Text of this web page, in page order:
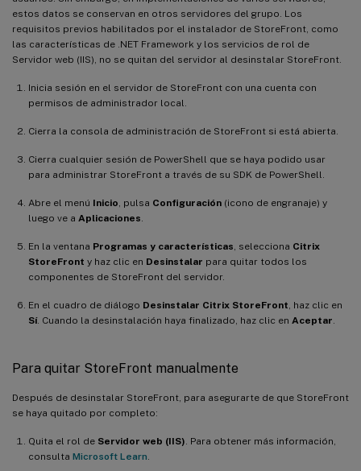
estos datos se conservan en otros servidores del grupo. Los
requisitos previos habilitados por el instalador de StoreFront, como
las características de .NET Framework y los servicios de rol de
Servidor web (IIS), no se quitan del servidor al desinstalar StoreFront.
Inicia sesión en el servidor de StoreFront con una cuenta con
permisos de administrador local.
Cierra la consola de administración de StoreFront si está abierta.
Cierra cualquier sesión de PowerShell que se haya podido usar
para administrar StoreFront a través de su SDK de PowerShell.
Abre el menú Inicio , pulsa Configuración (icono de engranaje) y
luego ve a Aplicaciones
En la ventana Programas y características , selecciona Citrix
StoreFront y haz clic en Desinstalar para quitar todos los
componentes de StoreFront del servidor.
En el cuadro de diálogo Desinstalar Citrix StoreFront , haz clic en
Sí. Cuando la desinstalación haya finalizado, haz clic en Aceptar
Para quitar StoreFront manualmente
Después de desinstalar StoreFront, para asegurarte de que StoreFront
se haya quitado por completo:
Quita el rol de Servidor web (IIS) . Para obtener más información,
consulta Microsoft Learn